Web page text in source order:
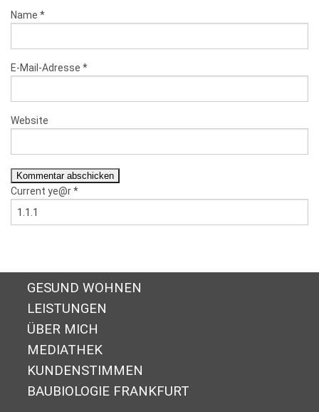
Name *
E-Mail-Adresse *
Website
Current ye@r*
GESUND WOHNEN
LEISTUNGEN
ÜBER MICH
MEDIATHEK
KUNDENSTIMMEN
BAUBIOLOGIE FRANKFURT